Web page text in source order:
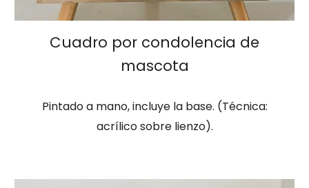
Cuadro por condolencia de
mascota
Pintado a mano, incluye la base. (Técnica:
acrílico sobre lienzo).